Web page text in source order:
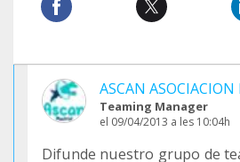
ASCAN ASOCIACION
Teaming Manager
el 09/04/2013 a les 10:04h
Difunde nuestro grupo de